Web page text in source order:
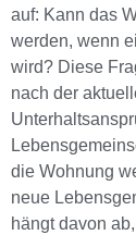
auf: Kann das
werden, wenn
wird? Diese
nach der
die Wohnung
neue
hängt davon